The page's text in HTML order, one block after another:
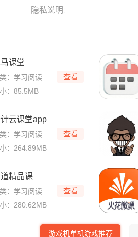
隐私说明：
课堂
：学习阅读
：85.5MB
查看
云课堂app
：学习阅读
：264.89MB
查看
精品课
：学习阅读
：280.62MB
查看
游戏机单机游戏推荐